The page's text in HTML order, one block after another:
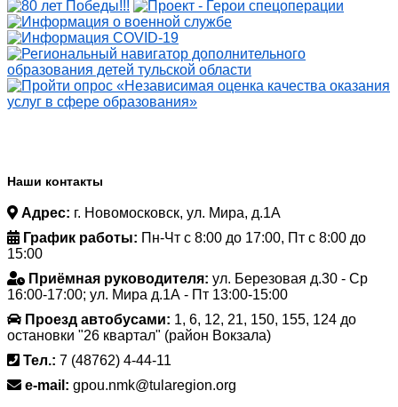
Наши контакты
Адрес: г. Новомосковск, ул. Мира, д.1А
График работы: Пн-Чт с 8:00 до 17:00, Пт с 8:00 до
15:00
Приёмная руководителя: ул. Березовая д.30 - Ср
16:00-17:00; ул. Мира д.1А - Пт 13:00-15:00
Проезд автобусами: 1, 6, 12, 21, 150, 155, 124 до
остановки "26 квартал" (район Вокзала)
Тел.: 7 (48762) 4-44-11
e-mail: gpou.nmk@tularegion.org